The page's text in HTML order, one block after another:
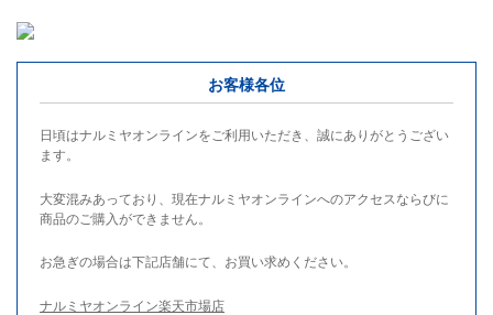
お客様各位
日頃はナルミヤオンラインをご利用いただき、誠にありがとうござい
ます。
大変混みあっており、現在ナルミヤオンラインへのアクセスならびに
商品のご購入ができません。
お急ぎの場合は下記店舗にて、お買い求めください。
ナルミヤオンライン楽天市場店